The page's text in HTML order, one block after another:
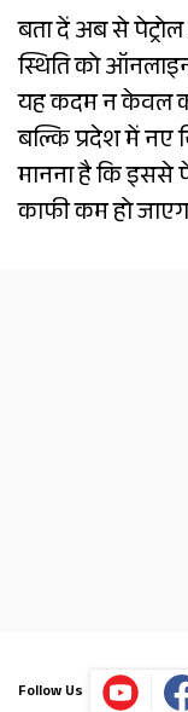
बता दें अब से
स्थिति को
यह कदम न केवल
बल्कि प्रदेश में नए
मानना है कि इससे
काफी कम हो
Follow Us